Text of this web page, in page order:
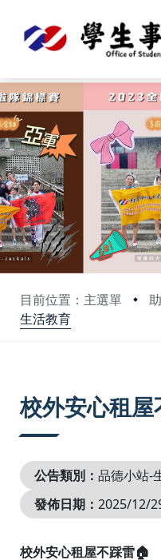
目前位置：主選單
生活教育
校外安心租
公告類別： 品德小站-
發佈日期： 2025/12/
校外安心租屋不踩雷🏠